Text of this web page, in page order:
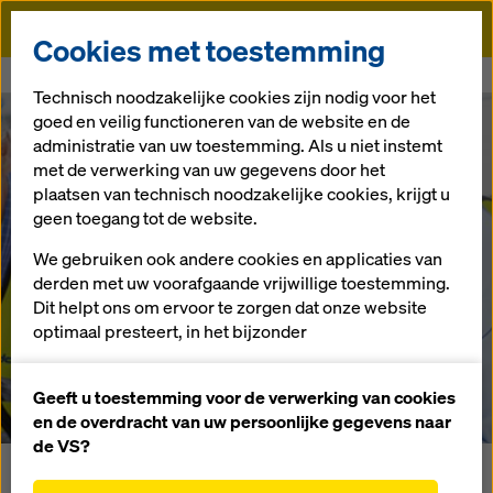
Doka
Tips voor het veilig construeren
Tips voor het
veilig
construeren
29.3.2018 | Netherlands
Wie ’s ochtends gezond de deur uitgaat, wil ’s avonds ook
Cookies met toestemming
Technisch noodzakelijke cookies zijn nodig voor het
goed en veilig functioneren van de website en de
administratie van uw toestemming. Als u niet instemt
met de verwerking van uw gegevens door het
plaatsen van technisch noodzakelijke cookies, krijgt u
geen toegang tot de website.
We gebruiken ook andere cookies en applicaties van
derden met uw voorafgaande vrijwillige toestemming.
Dit helpt ons om ervoor te zorgen dat onze website
optimaal presteert, in het bijzonder
van onze website (functionele en statistische
cookies),
het vergemakkelijken van een soepel
Geeft u toestemming voor de verwerking van cookies
en de overdracht van uw persoonlijke gegevens naar
de VS?